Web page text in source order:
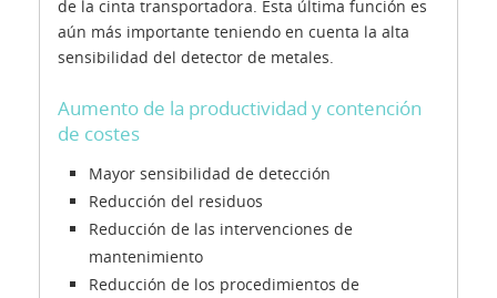
de la cinta transportadora. Esta última función es
aún más importante teniendo en cuenta la alta
sensibilidad del detector de metales.
Aumento de la productividad y contención
de costes
Mayor sensibilidad de detección
Reducción del residuos
Reducción de las intervenciones de
mantenimiento
Reducción de los procedimientos de